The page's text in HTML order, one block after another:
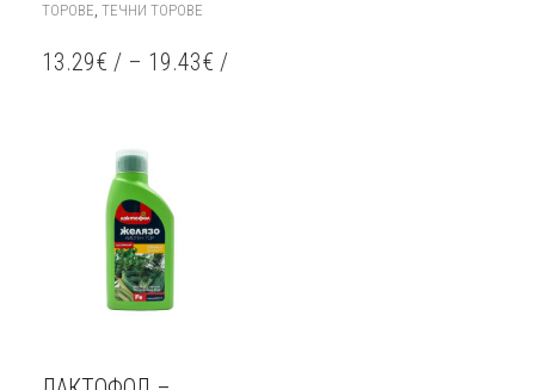
ТОРОВЕ ТЕЧНИ ТОРОВЕ
13.29€ / – 19.43€ /